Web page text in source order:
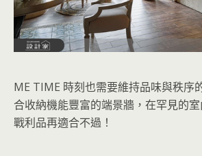
ME TIME 時刻也需要維持品味與秩序
合收納機能豐富的端景牆，在罕見的
戰利品再適合不過！